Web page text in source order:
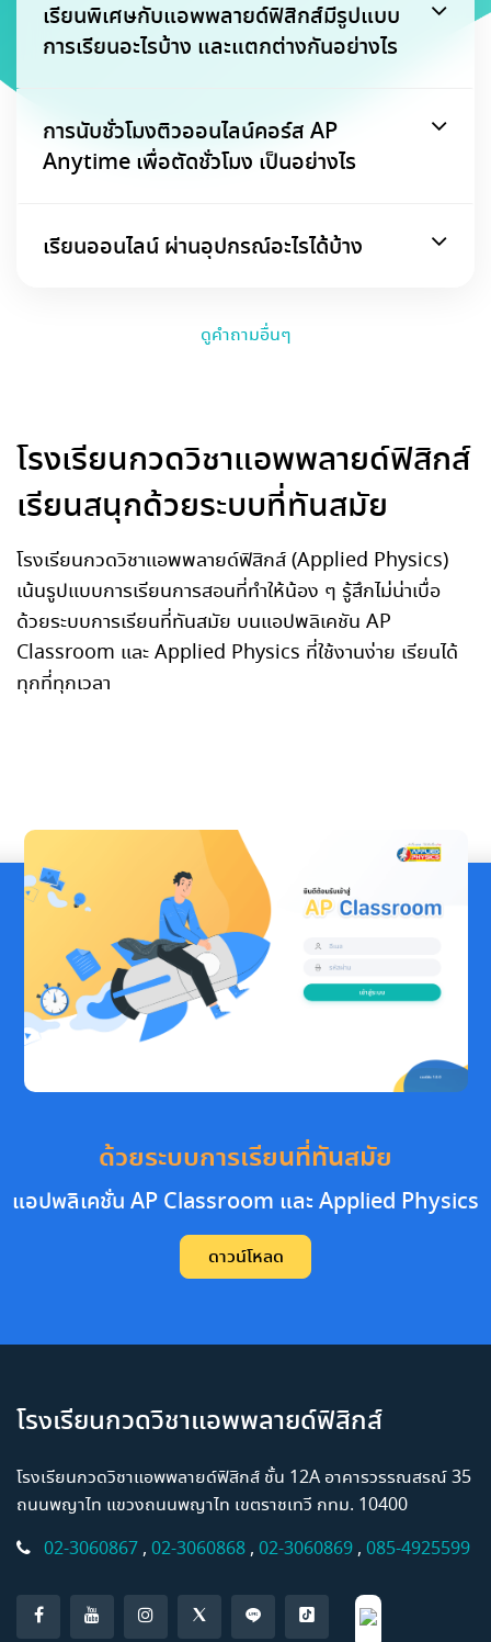
เรียนพิเศษกับแอพพลายด์ฟิสิกส์มีรูปแบบ
การเรียนอะไรบ้าง และแตกต่างกันอย่างไร
การนับชั่วโมงติวออนไลน์คอร์ส AP
Anytime เพื่อตัดชั่วโมง เป็นอย่างไร
เรียนออนไลน์ ผ่านอุปกรณ์อะไรได้บ้าง
ดูคำถามอื่นๆ
โรงเรียนกวดวิชาแอพพลายด์ฟิสิกส์
เรียนสนุกด้วยระบบที่ทันสมัย
โรงเรียนกวดวิชาแอพพลายด์ฟิสิกส์ (Applied Physics)
เน้นรูปแบบการเรียนการสอนที่ทำให้น้อง ๆ รู้สึกไม่น่าเบื่อ
ด้วยระบบการเรียนที่ทันสมัย บนแอปพลิเคชัน AP
Classroom และ Applied Physics ที่ใช้งานง่าย เรียนได้
ทุกที่ทุกเวลา
ด้วยระบบการเรียนที่ทันสมัย
แอปพลิเคชั่น AP Classroom และ Applied Physics
ดาวน์โหลด
โรงเรียนกวดวิชาแอพพลายด์ฟิสิกส์
โรงเรียนกวดวิชาแอพพลายด์ฟิสิกส์ ชั้น 12A อาคารวรรณสรณ์ 35
ถนนพญาไท แขวงถนนพญาไท เขตราชเทวี กทม. 10400
02-3060867 , 02-3060868 , 02-3060869 , 085-4925599